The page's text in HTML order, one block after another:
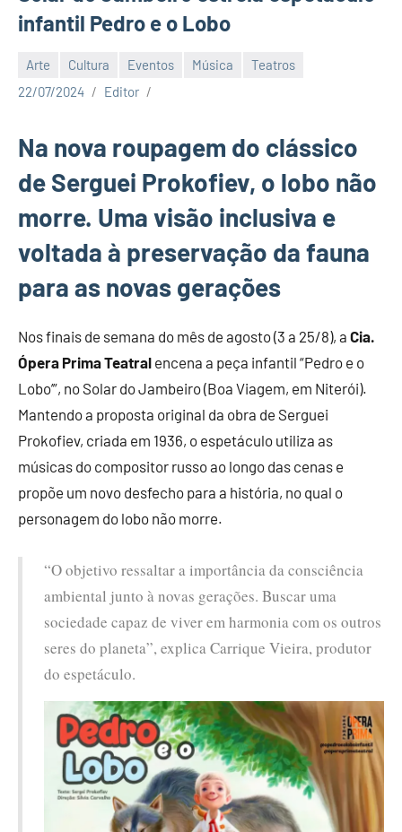
infantil Pedro e o Lobo
Arte Cultura Eventos Música
Teatros
22/07/2024
Editor
Na nova roupagem do clássico
de Serguei Prokofiev, o lobo não
morre. Uma visão inclusiva e
voltada à preservação da fauna
para as novas gerações
Nos finais de semana do mês de agosto (3 a 25/8), a Cia.
Ópera Prima Teatral encena a peça infantil “Pedro e o
Lobo’”, no Solar do Jambeiro (Boa Viagem, em Niterói).
Mantendo a proposta original da obra de Serguei
Prokofiev, criada em 1936, o espetáculo utiliza as
músicas do compositor russo ao longo das cenas e
propõe um novo desfecho para a história, no qual o
personagem do lobo não morre.
“O objetivo ressaltar a importância da consciência
ambiental junto à novas gerações. Buscar uma
sociedade capaz de viver em harmonia com os outros
seres do planeta”, explica Carrique Vieira, produtor
do espetáculo.